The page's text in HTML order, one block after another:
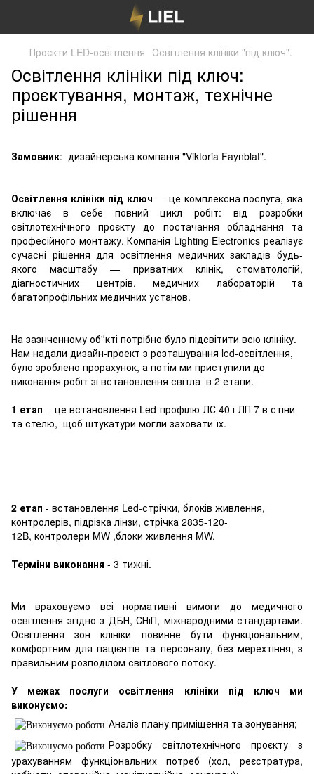
Проєкти LED-освітлення Освітлення клініки "під ключ".
Освітлення клініки під ключ:
проєктування, монтаж, технічне
рішення
Замовник: дизайнерська компанія "Viktoria Faynblat".
Освітлення клініки під ключ — це комплексна послуга, яка
включає в себе повний цикл робіт: від розробки
світлотехнічного проєкту до постачання обладнання та
професійного монтажу. Компанія Lighting Electronics реалізує
сучасні рішення для освітлення медичних закладів будь-
якого масштабу — приватних клінік, стоматологій,
діагностичних центрів, медичних лабораторій та
багатопрофільних медичних установ.
На зазнченному об'ʼкті потрібно було підсвітити всю клініку.
Нам надали дизайн-проект з розташування led-освітлення,
було зроблено прорахунок, а потім ми приступили до
виконання робіт зі встановлення світла в 2 етапи.
1 етап - це встановлення Led-профілю ЛС 40 і ЛП 7 в стіни
та стелю, щоб штукатури могли заховати їх.
2 етап - встановлення Led-стрічки, блоків живлення,
контролерів, підрізка лінзи, стрічка 2835-120-
12B, контролери MW ,блоки живлення MW.
Терміни виконання - 3 тижні.
Ми враховуємо всі нормативні вимоги до медичного
освітлення згідно з ДБН, СНіП, міжнародними стандартами.
Освітлення зон клініки повинне бути функціональним,
комфортним для пацієнтів та персоналу, без мерехтіння, з
правильним розподілом світлового потоку.
У межах послуги освітлення клініки під ключ ми
виконуємо:
Аналіз плану приміщення та зонування;
Розробку світлотехнічного проєкту з
урахуванням функціональних потреб (хол, реєстратура,